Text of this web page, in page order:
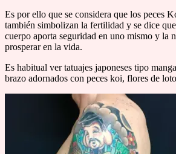
Es por ello que se considera que los peces
también simbolizan la fertilidad y se dice
cuerpo aporta seguridad en uno mismo y la
prosperar en la vida.
Es habitual ver tatuajes japoneses tipo
brazo adornados con peces koi, flores de